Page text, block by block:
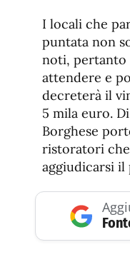
I locali che
puntata non
noti, pertanto
attendere e
decreterà il
5 mila euro.
Borghese
ristoratori
aggiudicarsi il